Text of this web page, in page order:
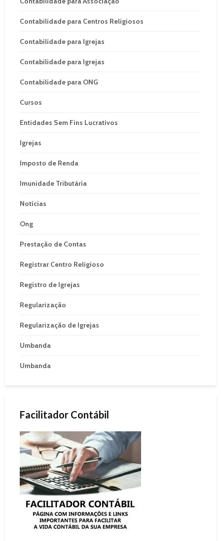
Contabilidade para Centros Religiosos
Contabilidade para Igrejas
Contabilidade para Igrejas
Contabilidade para ONG
Cursos
Entidades Sem Fins Lucrativos
Igrejas
Imposto de Renda
Imunidade Tributária
Notícias
Ong
Prestação de Contas
Registrar Centro Religioso
Registro de Igrejas
Regularização
Regularização de Igrejas
Umbanda
Umbanda
Facilitador Contábil